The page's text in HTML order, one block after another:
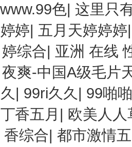
www.99色| 这里只
婷婷| 五月天婷婷婷|
婷综合| 亚洲 在线
夜爽-中国A级毛片
久 | 99ri久久 | 99啪
丁香五月 | 欧美人人
香综合|都市激情